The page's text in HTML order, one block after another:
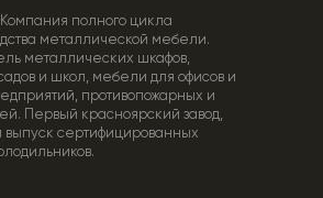
полного цикла
металлической мебели.
металлических шкафов,
и школ, мебели для офисов и
противопожарных и
Первый красноярский завод,
сертифицированных